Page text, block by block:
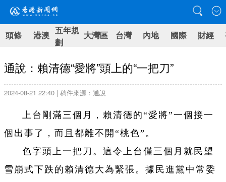
頭條 港澳 五年規
劃
大灣區 台灣 內地 國際 財經
通說：賴清德“愛將”頭上的“一把刀”
2024-08-21 22:40 | 稿件來源：通說
上台剛滿三個月，賴清德的“愛將”一個接一
個出事了，而且都離不開“桃色”。
色字頭上一把刀。這令上台僅三個月就民望
雪崩式下跌的賴清德大為緊張。據民進黨中常委